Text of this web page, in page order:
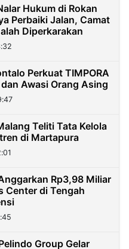
Hukum di Rokan
Perbaiki Jalan, Camat
Diperkarakan
Perkuat TIMPORA
Awasi Orang Asing
Teliti Tata Kelola
di Martapura
Rp3,98 Miliar
Center di Tengah
Group Gelar